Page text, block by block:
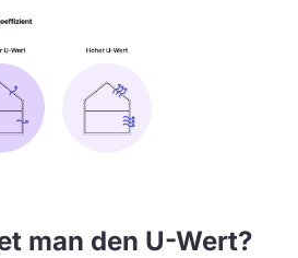
man den U-Wert?